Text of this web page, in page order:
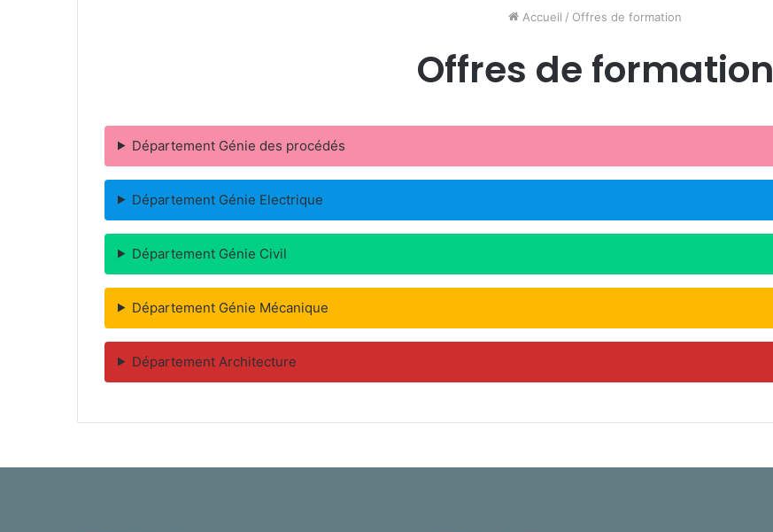
Accueil / Offres de formation
Offres de formation
Département Génie des procédés
Département Génie Electrique
Département Génie Civil
Département Génie Mécanique
Département Architecture